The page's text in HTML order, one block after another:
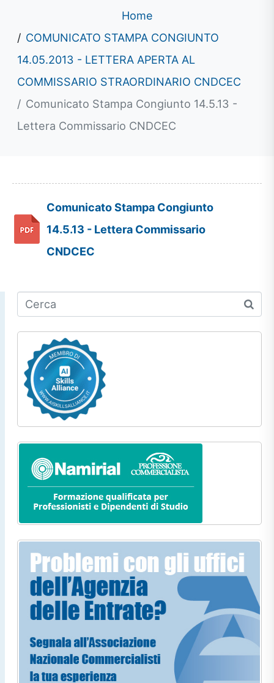
Home
COMUNICATO STAMPA CONGIUNTO
14.05.2013 - LETTERA APERTA AL
COMMISSARIO STRAORDINARIO CNDCEC
Comunicato Stampa Congiunto 14.5.13 -
Lettera Commissario CNDCEC
Comunicato Stampa Congiunto
14.5.13 - Lettera Commissario
CNDCEC